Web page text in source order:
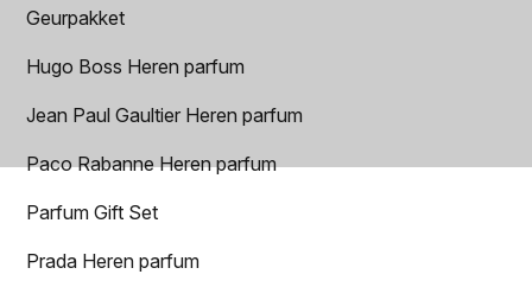
Geurpakket
Hugo Boss Heren parfum
Jean Paul Gaultier Heren parfum
Paco Rabanne Heren parfum
Parfum Gift Set
Prada Heren parfum